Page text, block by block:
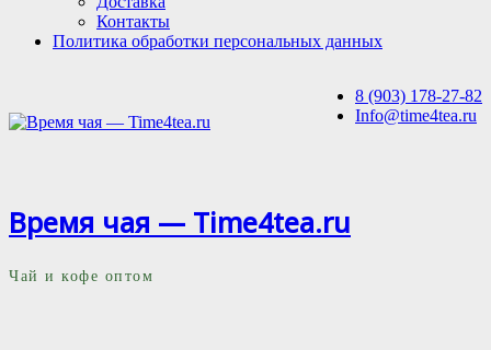
Контакты
Политика обработки персональных данных
8 (903) 178-27-82
Info@time4tea.ru
Время чая — Time4tea.ru
Чай и кофе оптом